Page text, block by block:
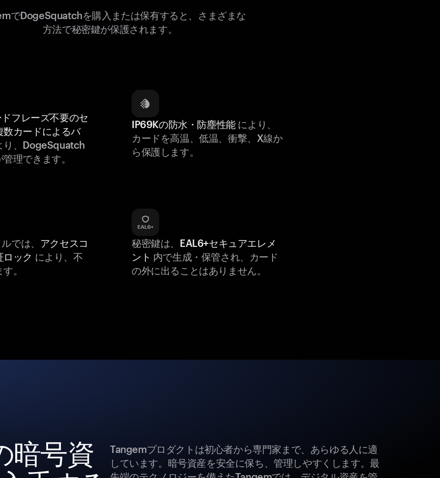
でDogeSquatchを購入または保有すると、さまざまな
方法で秘密鍵が保護されます。
フレーズ不要のセ
カードによるバ
り、DogeSquatch
理できます。
IP69Kの防水・防塵性能により、
カードを高温、低温、衝撃、X線か
ら保護します。
では、 アクセスコ
ック により、不
。
秘密鍵は、 EAL6+セキュアエレメ
ント 内で生成・保管され、カード
の外に出ることはありません。
暗号資
Tangemプロダクトは初心者から専門家まで、あらゆる人に適
しています。暗号資産を安全に保ち、管理しやすくします。最